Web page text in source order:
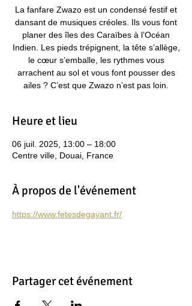
La fanfare Zwazo est un condensé festif et
dansant de musiques créoles. Ils vous font
planer des îles des Caraïbes à l’Océan
Indien. Les pieds trépignent, la tête s’allège,
le cœur s’emballe, les rythmes vous
arrachent au sol et vous font pousser des
ailes ? C’est que Zwazo n’est pas loin.
Heure et lieu
06 juil. 2025, 13:00 – 18:00
Centre ville, Douai, France
À propos de l'événement
https://www.fetesdegayant.fr/
Partager cet événement